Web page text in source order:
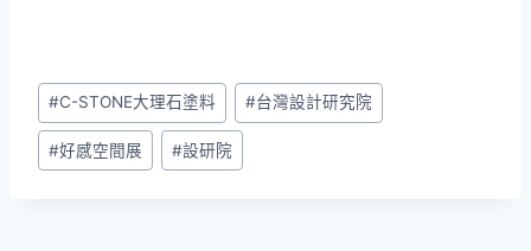
Post
Tags:
#C-STONE大理石塗料 #台灣設計研究院
#好感空間展 #設研院